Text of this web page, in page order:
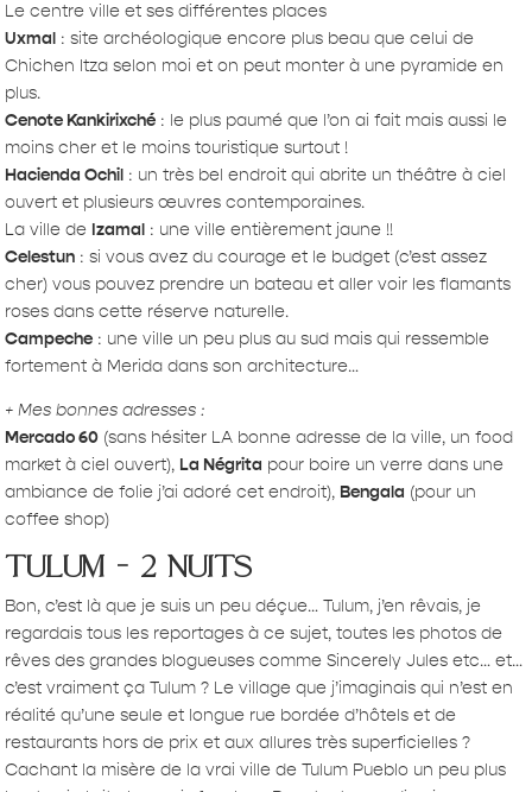
Le centre ville et ses différentes places
Uxmal : site archéologique encore plus beau que celui de
Chichen Itza selon moi et on peut monter à une pyramide en
plus.
Cenote Kankirixché : le plus paumé que l’on ai fait mais aussi le
moins cher et le moins touristique surtout !
Hacienda Ochil : un très bel endroit qui abrite un théâtre à ciel
ouvert et plusieurs œuvres contemporaines.
La ville de Izamal : une ville entièrement jaune !!
Celestun : si vous avez du courage et le budget (c’est assez
cher) vous pouvez prendre un bateau et aller voir les flamants
roses dans cette réserve naturelle.
Campeche : une ville un peu plus au sud mais qui ressemble
fortement à Merida dans son architecture…
+ Mes bonnes adresses :
Mercado 60 (sans hésiter LA bonne adresse de la ville, un food
market à ciel ouvert), La Négrita pour boire un verre dans une
ambiance de folie j’ai adoré cet endroit), Bengala (pour un
coffee shop)
tulum – 2 nuits
Bon, c’est là que je suis un peu déçue… Tulum, j’en rêvais, je
regardais tous les reportages à ce sujet, toutes les photos de
rêves des grandes blogueuses comme Sincerely Jules etc… et…
c’est vraiment ça Tulum ? Le village que j’imaginais qui n’est en
réalité qu’une seule et longue rue bordée d’hôtels et de
restaurants hors de prix et aux allures très superficielles ?
Cachant la misère de la vrai ville de Tulum Pueblo un peu plus